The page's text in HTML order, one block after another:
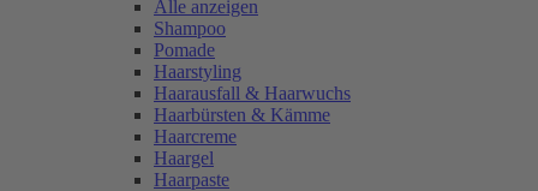
Alle anzeigen
Shampoo
Pomade
Haarstyling
Haarausfall & Haarwuchs
Haarbürsten & Kämme
Haarcreme
Haargel
Haarpaste